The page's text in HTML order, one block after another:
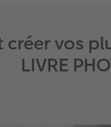
vos
LIVRE